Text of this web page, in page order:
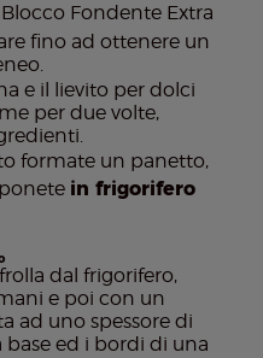
Fondente Extra
fino ad ottenere un
e il lievito per dolci
per due volte,
formate un panetto,
in frigorifero
dal frigorifero,
e poi con un
ad uno spessore di
base ed i bordi di una